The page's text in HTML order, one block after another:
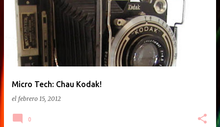
Micro Tech: Chau Kodak!
el febrero 15, 2012
0